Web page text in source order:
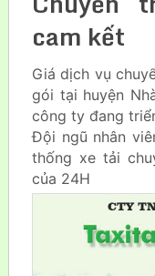
cam kết
Giá dịch vụ
gói tại huyện
công ty đang
Đội ngũ nhân
thống xe tải
của 24H